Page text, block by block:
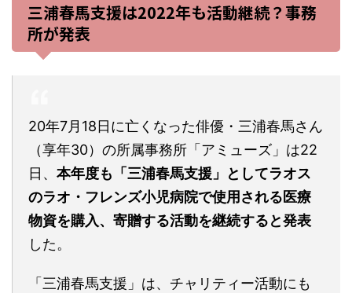
三浦春馬支援は2022年も活動継続？事務
所が発表
20年7月18日に亡くなった俳優・三浦春馬さん
（享年30）の所属事務所「アミューズ」は22
日、 本年度も「三浦春馬支援」としてラオス
のラオ・フレンズ小児病院で使用される医療
物資を購入、寄贈する活動を継続すると発表
した。
「三浦春馬支援」は、チャリティー活動にも